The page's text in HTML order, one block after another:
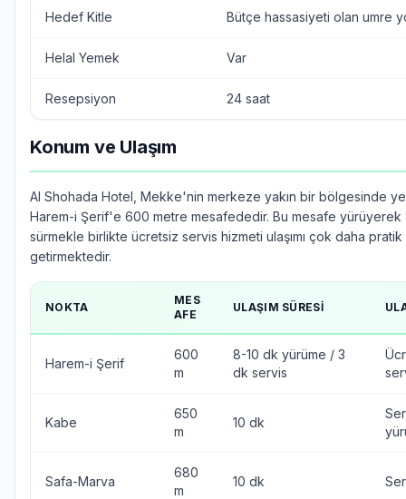
Hedef Kitle Bütçe hassasiyeti olan umre
Helal Yemek Var
Resepsiyon 24 saat
Konum ve Ulaşım
Al Shohada Hotel, Mekke'nin merkeze yakın bir bölgesinde
Harem-i Şerif'e 600 metre mesafededir. Bu mesafe yürüyerek
sürmekle birlikte ücretsiz servis hizmeti ulaşımı çok daha pratik
getirmektedir.
NOKTA
MES
AFE
ULAŞIM SÜRESI
Harem-i Şerif
600
m
8-10 dk yürüme / 3
dk servis
Kabe
650
m
10 dk
Safa-Marva
680
m
10 dk